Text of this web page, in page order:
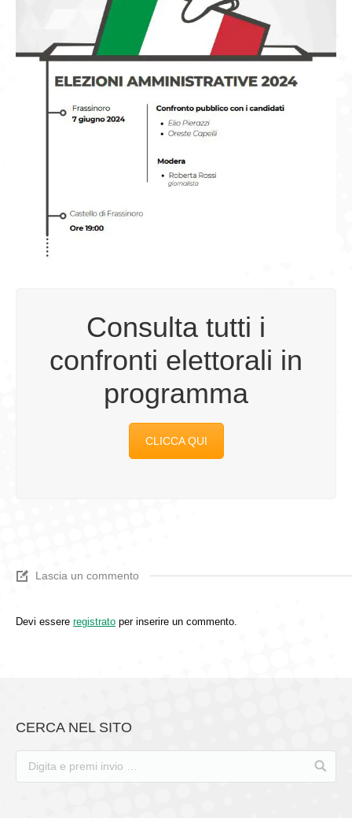
Consulta tutti i
confronti elettorali in
programma
CLICCA QUI
Lascia un commento
Devi essere registrato per inserire un commento.
CERCA NEL SITO